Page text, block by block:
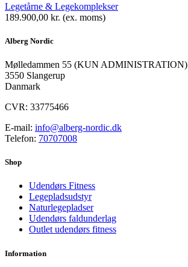
Legetårne & Legekomplekser
189.900,00 kr. (ex. moms)
Alberg Nordic
​Mølledammen 55 (KUN ADMINISTRATION)
3550 Slangerup
Danmark
CVR: 33775466
E-mail: info@alberg-nordic.dk
Telefon: 70707008
Shop
Udendørs Fitness
Legepladsudstyr
Naturlegepladser
Udendørs faldunderlag
Outlet udendørs fitness
Information